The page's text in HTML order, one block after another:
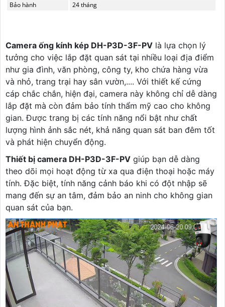
Bảo hành 24 tháng
Camera ống kính kép DH-P3D-3F-PV là lựa chọn lý
tưởng cho việc lắp đặt quan sát tại nhiều loại địa điểm
như gia đình, văn phòng, công ty, kho chứa hàng vừa
và nhỏ, trang trại hay sân vườn,.... Với thiết kế cứng
cáp chắc chắn, hiện đại, camera này không chỉ dễ dàng
lắp đặt mà còn đảm bảo tính thẩm mỹ cao cho không
gian. Được trang bị các tính năng nổi bật như chất
lượng hình ảnh sắc nét, khả năng quan sát ban đêm tốt
và phát hiện chuyển động.
Thiết bị camera DH-P3D-3F-PV giúp bạn dễ dàng
theo dõi mọi hoạt động từ xa qua điện thoại hoặc máy
tính. Đặc biệt, tính năng cảnh báo khi có đột nhập sẽ
mang đến sự an tâm, đảm bảo an ninh cho không gian
quan sát của bạn.